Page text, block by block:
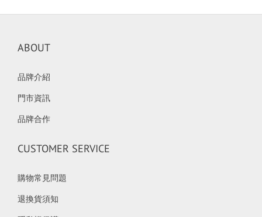
ABOUT
品牌介紹
門市資訊
品牌合作
CUSTOMER SERVICE
購物常見問題
退換貨須知